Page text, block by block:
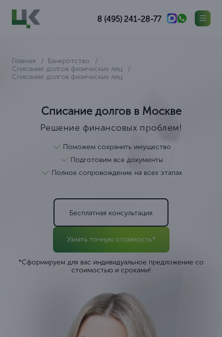
8 (495) 241-28-77
Главная
Банкротство
Списание долгов физических лиц
Списание долгов физических лиц
Списание долгов в Москве
Решение финансовых проблем!
Поможем сохранить имущество
Подготовим все документы
Полное сопровождение на всех этапах
Бесплатная консультация
Узнать точную стоимость*
*Сформируем для вас индивидуальное предложение со
стоимостью и сроками!